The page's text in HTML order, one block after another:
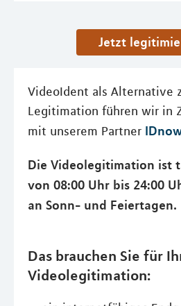
Jetzt
VideoIdent als Alternative
Legitimation führen wir in
mit unserem Partner
Die Videolegitimation ist
von 08:00 Uhr bis 24:00
an Sonn- und Feiertagen.
Das brauchen Sie für
Videolegitimation: